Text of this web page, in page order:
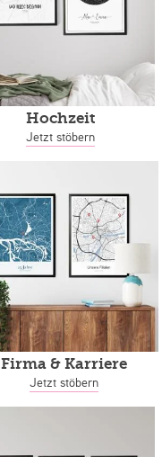
Hochzeit
Jetzt stöbern
Firma & Karriere
Jetzt stöbern